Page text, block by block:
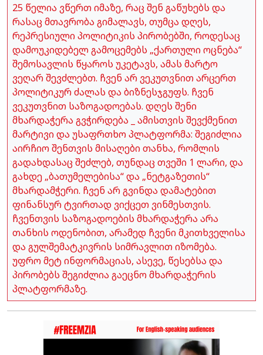
25 წელია ვწერთ იმაზე, რაც შენ გაწუხებს და
რასაც მთავრობა გიმალავს, თუმცა დღეს,
რეპრესიული პოლიტიკის პირობებში, როდესაც
დამოუკიდებელ გამოცემებს „ქართული ოცნება“
შემოსავლის წყაროს უკეტავს, ამას მარტო
ვეღარ შევძლებთ. ჩვენ არ ვეკუთვნით არცერთ
პოლიტიკურ ძალას და ბიზნესჯგუფს. ჩვენ
ვეკუთვნით საზოგადოებას. დღეს შენი
მხარდაჭერა გვჭირდება _ ამისთვის შევქმენით
მარტივი და უსაფრთხო პლატფორმა: შეგიძლია
აირჩიო შენთვის მისაღები თანხა, რომლის
გადახდასაც შეძლებ, თუნდაც თვეში 1 ლარი, და
გახდე „ბათუმელებისა“ და „ნეტგაზეთის“
მხარდამჭერი. ჩვენ არ გვინდა დამატებით
ფინანსურ ტვირთად ვიქცეთ ვინმესთვის.
ჩვენთვის საზოგადოების მხარდაჭერა არა
თანხის ოდენობით, არამედ ჩვენი მკითხველისა
და გულშემატკივრის სიმრავლით იზომება.
უფრო მეტ ინფორმაციას, ასევე, წესებსა და
პირობებს შეგიძლია გაეცნო მხარდაჭერის
პლატფორმაზე.